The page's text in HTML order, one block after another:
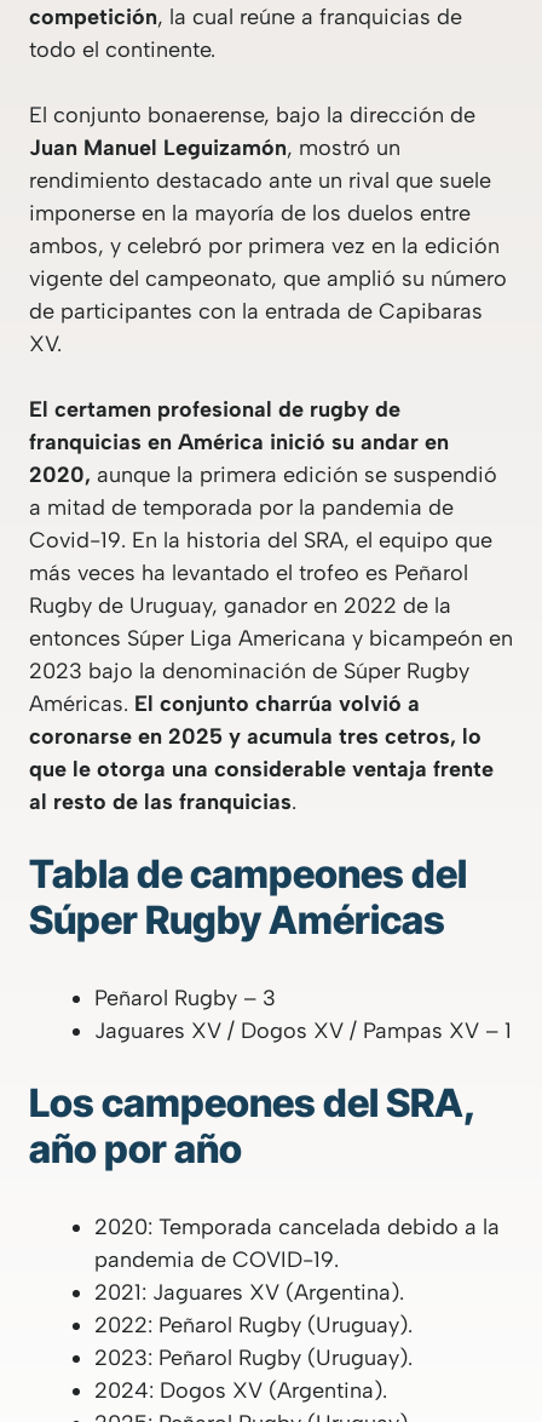
competición, la cual reúne a franquicias de
todo el continente.
El conjunto bonaerense, bajo la dirección de
Juan Manuel Leguizamón, mostró un
rendimiento destacado ante un rival que suele
imponerse en la mayoría de los duelos entre
ambos, y celebró por primera vez en la edición
vigente del campeonato, que amplió su número
de participantes con la entrada de Capibaras
XV.
El certamen profesional de rugby de
franquicias en América inició su andar en
2020, aunque la primera edición se suspendió
a mitad de temporada por la pandemia de
Covid-19. En la historia del SRA, el equipo que
más veces ha levantado el trofeo es Peñarol
Rugby de Uruguay, ganador en 2022 de la
entonces Súper Liga Americana y bicampeón en
2023 bajo la denominación de Súper Rugby
Américas. El conjunto charrúa volvió a
coronarse en 2025 y acumula tres cetros, lo
que le otorga una considerable ventaja frente
al resto de las franquicias.
Tabla de campeones del
Súper Rugby Américas
Peñarol Rugby – 3
Jaguares XV / Dogos XV / Pampas XV – 1
Los campeones del SRA,
año por año
2020: Temporada cancelada debido a la
pandemia de COVID-19.
2021: Jaguares XV (Argentina).
2022: Peñarol Rugby (Uruguay).
2023: Peñarol Rugby (Uruguay).
2024: Dogos XV (Argentina).